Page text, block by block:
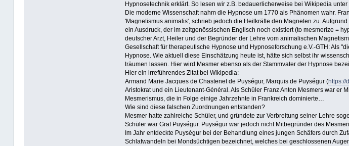
Hypnosetechnik erklärt. So lesen wir z.B. bedauerlicherweise bei Wikipedia
Die moderne Wissenschaft nahm die Hypnose um 1770 als Phänomen wahr.
'Magnetismus animalis', schrieb jedoch die Heilkräfte den Magneten zu.
ein Ausdruck, der im zeitgenössischen Englisch noch existiert (to mesmerize =
deutscher Arzt, Heiler und der Begründer der Lehre vom animalischen
Gesellschaft für therapeutische Hypnose und Hypnoseforschung e.V.-GTH: Als
Hypnose. Wie aktuell diese Einschätzung heute ist, hätte sich selbst ihr
träumen lassen. Hier wird Mesmer ebenso als der Stammvater der Hypnose
Hier ein irreführendes Zitat bei Wikipedia:
Armand Marie Jacques de Chastenet de Puységur, Marquis de Puységur (https://
Aristokrat und ein Lieutenant-Général. Als Schüler Franz Anton Mesmers war
Mesmerismus, die in Folge einige Jahrzehnte in Frankreich dominierte…
Wie sind diese falschen Zuordnungen entstanden?
Mesmer hatte zahlreiche Schüler, und gründete zur Verbreitung seiner Lehre
Schüler war Graf Puységur. Puységur war jedoch nicht Mitbegründer des
Im Jahr entdeckte Puységur bei der Behandlung eines jungen Schäfers durch
Schlafwandeln bei Mondsüchtigen bezeichnet, welches bei geschlossenen